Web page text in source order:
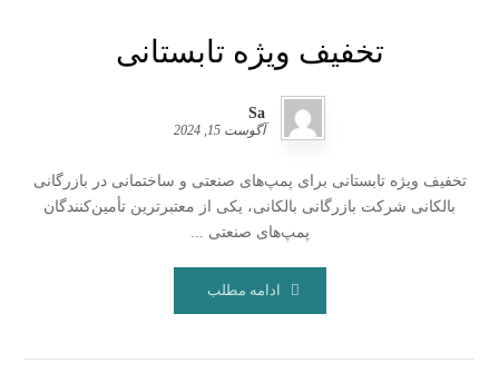
تخفیف ویژه تابستانی
Sa
آگوست 15, 2024
تخفیف ویژه تابستانی برای پمپ‌های صنعتی و ساختمانی در بازرگانی
بالکانی شرکت بازرگانی بالکانی، یکی از معتبرترین تأمین‌کنندگان
پمپ‌های صنعتی ...
ادامه مطلب